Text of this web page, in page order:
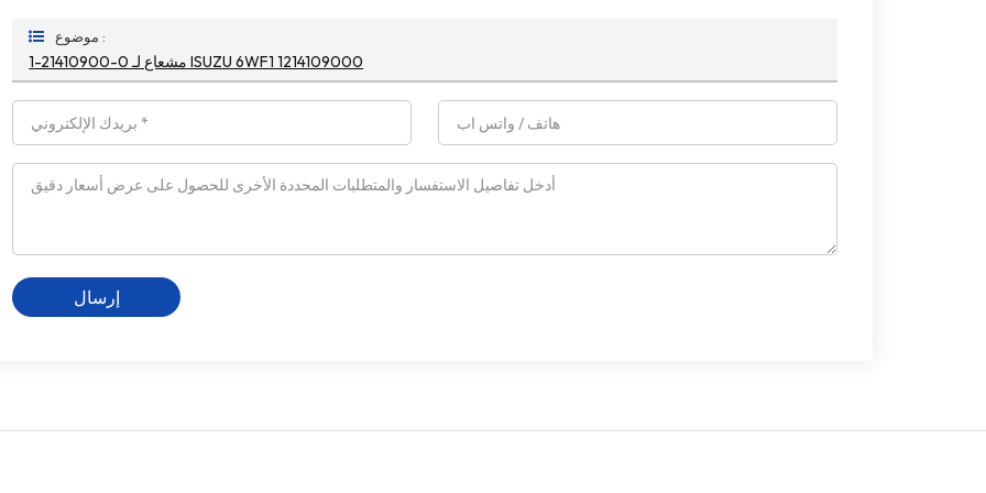
موضوع :
1-21410900-0 مشعاع لـ ISUZU 6WF1 1214109000
إرسال